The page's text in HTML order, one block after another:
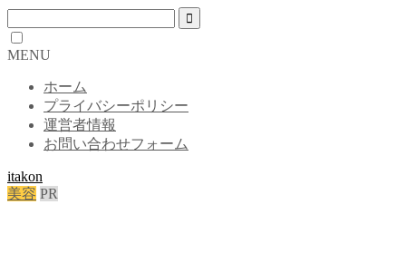
MENU
ホーム
プライバシーポリシー
運営者情報
お問い合わせフォーム
itakon
美容 PR